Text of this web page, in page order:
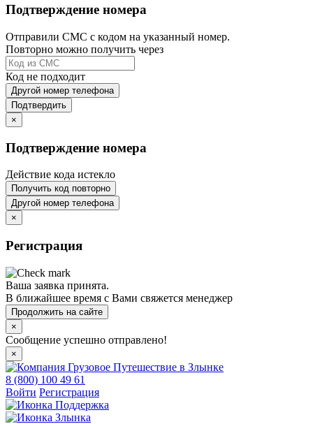
Подтверждение номера
Отправили СМС с кодом на указанный номер.
Повторно можно получить через
Код не подходит
Другой номер телефона
Подтвердить
×
Подтверждение номера
Действие кода истекло
Получить код повторно
Другой номер телефона
×
Регистрация
Ваша заявка принята.
В ближайшее время с Вами свяжется менеджер
Продолжить на сайте
×
Сообщение успешно отправлено!
×
8 (800) 100 49 61
Войти Регистрация
Поддержка
Злынка